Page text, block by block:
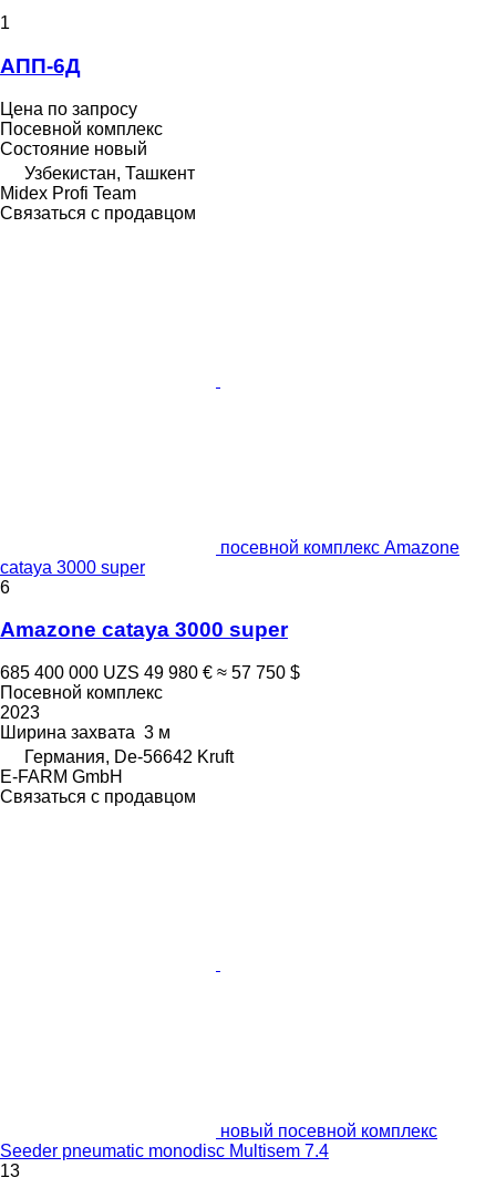
1
АПП-6Д
Цена по запросу
Посевной комплекс
Состояние новый
Узбекистан, Ташкент
Midex Profi Team
Связаться с продавцом
посевной комплекс Amazone
cataya 3000 super
6
Amazone cataya 3000 super
685 400 000 UZS 49 980 € ≈ 57 750 $
Посевной комплекс
2023
Ширина захвата 3 м
Германия, De-56642 Kruft
E-FARM GmbH
Связаться с продавцом
новый посевной комплекс
Seeder pneumatic monodisc Multisem 7.4
13